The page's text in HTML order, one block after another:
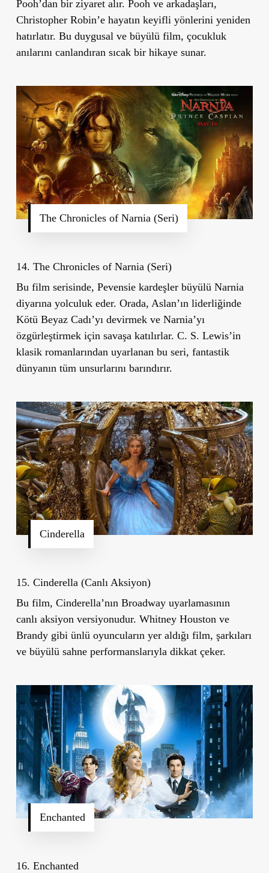
Pooh’dan bir ziyaret alır. Pooh ve arkadaşları,
Christopher Robin’e hayatın keyifli yönlerini yeniden
hatırlatır. Bu duygusal ve büyülü film, çocukluk
anılarını canlandıran sıcak bir hikaye sunar.
The Chronicles of Narnia (Seri)
14. The Chronicles of Narnia (Seri)
Bu film serisinde, Pevensie kardeşler büyülü Narnia
diyarına yolculuk eder. Orada, Aslan’ın liderliğinde
Kötü Beyaz Cadı’yı devirmek ve Narnia’yı
özgürleştirmek için savaşa katılırlar. C. S. Lewis’in
klasik romanlarından uyarlanan bu seri, fantastik
dünyanın tüm unsurlarını barındırır.
Cinderella
15. Cinderella (Canlı Aksiyon)
Bu film, Cinderella’nın Broadway uyarlamasının
canlı aksiyon versiyonudur. Whitney Houston ve
Brandy gibi ünlü oyuncuların yer aldığı film, şarkıları
ve büyülü sahne performanslarıyla dikkat çeker.
Enchanted
16. Enchanted